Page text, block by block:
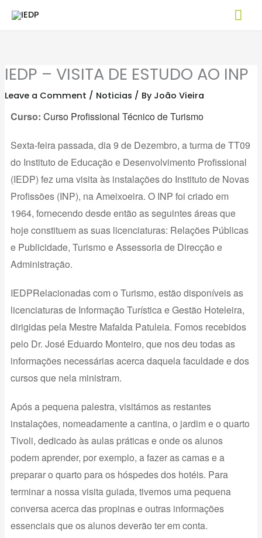
IEDP – VISITA DE ESTUDO AO INP
Leave a Comment / Noticias / By João Vieira
Curso: Curso Profissional Técnico de Turismo
Sexta-feira passada, dia 9 de Dezembro, a turma de TT09
do Instituto de Educação e Desenvolvimento Profissional
(IEDP) fez uma visita às instalações do Instituto de Novas
Profissões (INP), na Ameixoeira. O INP foi criado em
1964, fornecendo desde então as seguintes áreas que
hoje constituem as suas licenciaturas: Relações Públicas
e Publicidade, Turismo e Assessoria de Direcção e
Administração.
IEDPRelacionadas com o Turismo, estão disponíveis as
licenciaturas de Informação Turística e Gestão Hoteleira,
dirigidas pela Mestre Mafalda Patuleia. Fomos recebidos
pelo Dr. José Eduardo Monteiro, que nos deu todas as
informações necessárias acerca daquela faculdade e dos
cursos que nela ministram.
Após a pequena palestra, visitámos as restantes
instalações, nomeadamente a cantina, o jardim e o quarto
Tivoli, dedicado às aulas práticas e onde os alunos
podem aprender, por exemplo, a fazer as camas e a
preparar o quarto para os hóspedes dos hotéis. Para
terminar a nossa visita guiada, tivemos uma pequena
conversa acerca das propinas e outras informações
essenciais que os alunos deverão ter em conta.